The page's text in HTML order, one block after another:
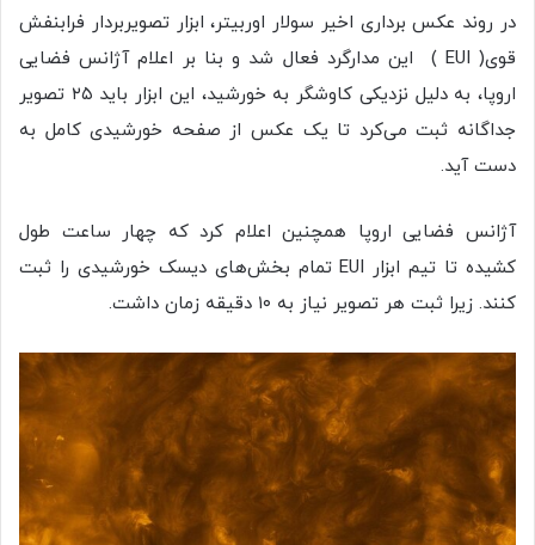
در روند عکس برداری اخیر سولار اوربیتر، ابزار تصویربردار فرابنفش
قوی( EUI ) این مدارگرد فعال شد و بنا بر اعلام آژانس فضایی
اروپا، به دلیل نزدیکی کاوشگر به خورشید، این ابزار باید ۲۵ تصویر
جداگانه ثبت می‌کرد تا یک عکس از صفحه خورشیدی کامل به
دست آید.
آژانس فضایی اروپا همچنین اعلام کرد که چهار ساعت طول
کشیده تا تیم ابزار EUI تمام بخش‌های دیسک خورشیدی را ثبت
کنند. زیرا ثبت هر تصویر نیاز به ۱۰ دقیقه زمان داشت.